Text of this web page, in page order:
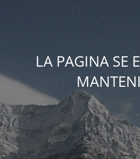
LA PAGINA SE